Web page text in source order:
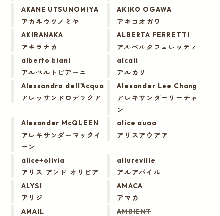
AKANE UTSUNOMIYA
アカネウツノミヤ
AKIKO OGAWA
アキコオガワ
AKIRANAKA
アキラナカ
ALBERTA FERRETTI
アルベルタフェレッティ
alberto biani
アルベルトビアーニ
alcali
アルカリ
Alessandro dell'Acqua
アレッサンドロデラクア
Alexander Lee Chang
アレキサンダーリーチャ
ン
Alexander McQUEEN
アレキサンダーマックイ
ーン
alice auaa
アリスアウアア
alice+olivia
アリス アンド オリビア
allureville
アルアバイル
ALYSI
アリジ
AMACA
アマカ
AMAIL AMBIENT